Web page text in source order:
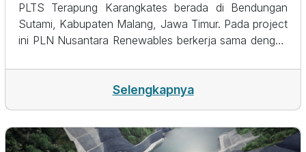
PLTS Terapung Karangkates berada di Bendungan
Sutami, Kabupaten Malang, Jawa Timur. Pada project
ini PLN Nusantara Renewables berkerja sama dengan
Perum Jasa Tirta I.&nbsp; PLTS Karangkates
diupayakan dapat beroperasi di Tahun 2025.&nbsp;
Selengkapnya